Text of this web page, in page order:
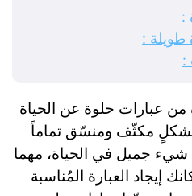
:
طويلة :
:
عبارات حلوة عن الحياة
مكثّف ومنسّق تماماً
جميل في الحياة، مهما
إيجاد العبارة المُناسبة